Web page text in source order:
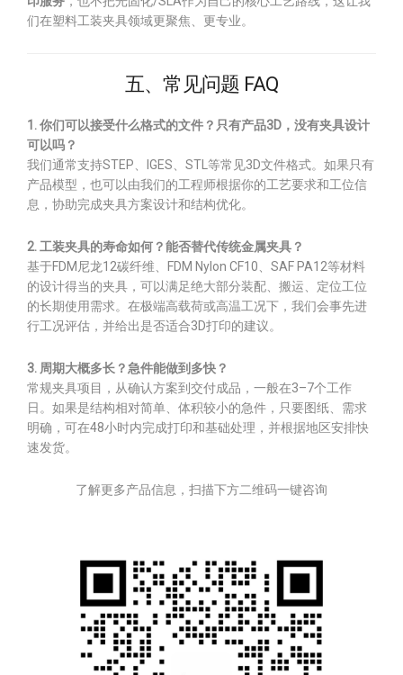
们在塑料工装夹具领域更聚焦、更专业。
五、常见问题 FAQ
1. 你们可以接受什么格式的文件？只有产品3D，没有夹具设计
可以吗？
我们通常支持STEP、IGES、STL等常见3D文件格式。如果只有
产品模型，也可以由我们的工程师根据你的工艺要求和工位信
息，协助完成夹具方案设计和结构优化。
2. 工装夹具的寿命如何？能否替代传统金属夹具？
基于FDM尼龙12碳纤维、FDM Nylon CF10、SAF PA12等材料
的设计得当的夹具，可以满足绝大部分装配、搬运、定位工位
的长期使用需求。在极端高载荷或高温工况下，我们会事先进
行工况评估，并给出是否适合3D打印的建议。
3. 周期大概多长？急件能做到多快？
常规夹具项目，从确认方案到交付成品，一般在3–7个工作
日。如果是结构相对简单、体积较小的急件，只要图纸、需求
明确，可在48小时内完成打印和基础处理，并根据地区安排快
速发货。
了解更多产品信息，扫描下方二维码一键咨询